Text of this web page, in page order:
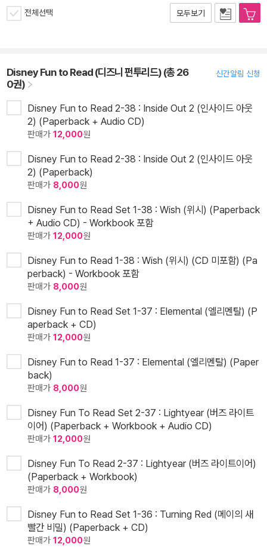
전체선택 모두보기
Disney Fun to Read (디즈니 펀투리드) (총 26
0권)
신간알림 신청
Disney Fun to Read 2-38 : Inside Out 2 (인사이드 아웃
2) (Paperback + Audio CD)
판매가 12,000원
Disney Fun to Read 2-38 : Inside Out 2 (인사이드 아웃
2) (Paperback)
판매가 8,000원
Disney Fun to Read Set 1-38 : Wish (위시) (Paperback
+ Audio CD) - Workbook 포함
판매가 12,000원
Disney Fun to Read 1-38 : Wish (위시) (CD 미포함) (Pa
perback) - Workbook 포함
판매가 8,000원
Disney Fun to Read Set 1-37 : Elemental (엘리멘탈) (P
aperback + CD)
판매가 12,000원
Disney Fun to Read 1-37 : Elemental (엘리멘탈) (Paper
back)
판매가 8,000원
Disney Fun To Read Set 2-37 : Lightyear (버즈 라이트
이어) (Paperback + Workbook + Audio CD)
판매가 12,000원
Disney Fun To Read 2-37 : Lightyear (버즈 라이트이어)
(Paperback + Workbook)
판매가 8,000원
Disney Fun to Read Set 1-36 : Turning Red (메이의 새
빨간 비밀) (Paperback + CD)
판매가 12,000원